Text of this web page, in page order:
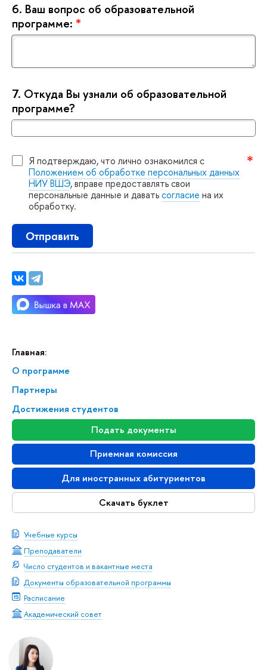
Главная:
О программе
Партнеры
Достижения студенто
Подать документы
Приемная комиссия
Для иностранных абитуриенто
Скачать буклет
Учебные курсы
Преподаватели
Число студентов и вакантные места
Документы образовательной программы
Расписание
Академический совет
6. аш вопрос об образовательной
программе: *
7. Откуда Вы узнали об образовательной
программе?
Я подтверждаю, что лично ознакомился с
Положением об обработке персональных данных
НИУ ВШЭ, вправе предоставлять свои
персональные данные и даватьсогласие на их
обработку.
Отправить